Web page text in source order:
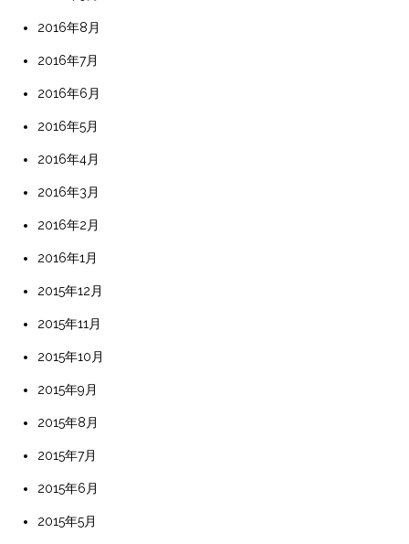
2016年8月
2016年7月
2016年6月
2016年5月
2016年4月
2016年3月
2016年2月
2016年1月
2015年12月
2015年11月
2015年10月
2015年9月
2015年8月
2015年7月
2015年6月
2015年5月